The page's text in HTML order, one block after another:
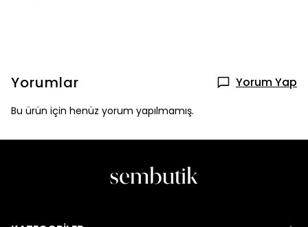
Yorumlar Yorum Yap
Bu ürün için henüz yorum yapılmamış.